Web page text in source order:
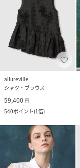
allureville
シャツ・ブラウス
59,400 円
540ポイント(1倍)